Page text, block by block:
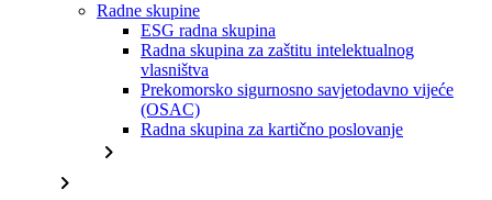
Radne skupine
ESG radna skupina
Radna skupina za zaštitu intelektualnog
vlasništva
Prekomorsko sigurnosno savjetodavno vijeće
(OSAC)
Radna skupina za kartično poslovanje
chevron_right
chevron_right